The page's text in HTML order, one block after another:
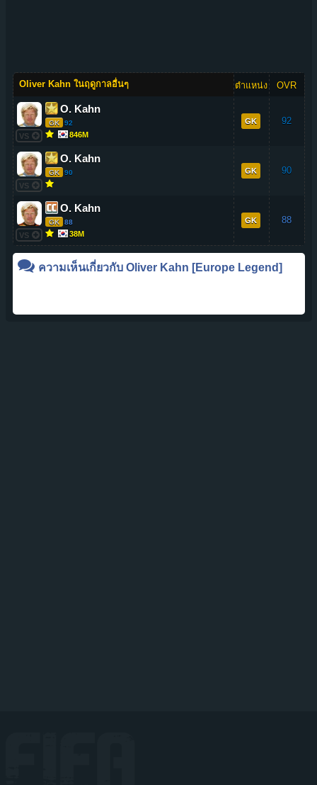
Oliver Kahn ในฤดูกาลอื่นๆ ตำแหน่ง OVR
VS
O. Kahn
GK 92
846M
GK 92
VS
O. Kahn
GK 90 GK 90
VS
O. Kahn
GK 88
38M
GK 88
ความเห็นเกี่ยวกับ Oliver Kahn [Europe Legend]